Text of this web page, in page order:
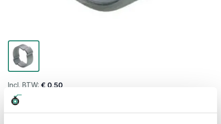
€ 0,50
Levertijd wordt berekend...